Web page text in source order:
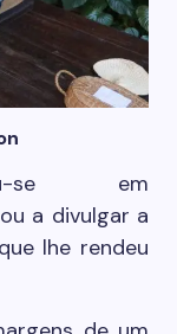
se em
a divulgar a
lhe rendeu